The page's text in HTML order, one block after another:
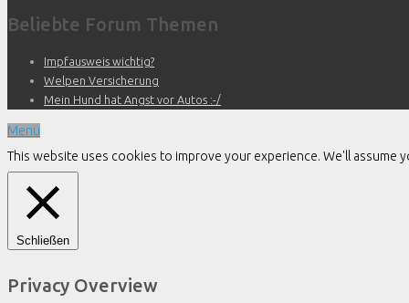
Beliebte Forum Themen
Impfausweis wichtig?
Welpen Versicherung
Mein Hund hat Angst vor Autos :-/
Menü
This website uses cookies to improve your experience. We'll
Schließen
Privacy Overview